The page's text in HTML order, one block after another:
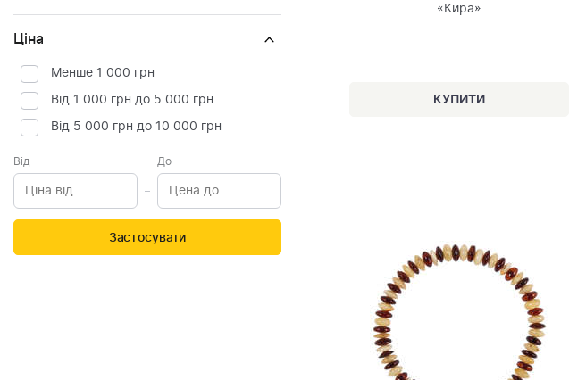
Ціна
Менше 1 000 грн
Від 1 000 грн до 5 000 грн
Від 5 000 грн до 10 000 грн
Від До
Застосувати
«Кира»